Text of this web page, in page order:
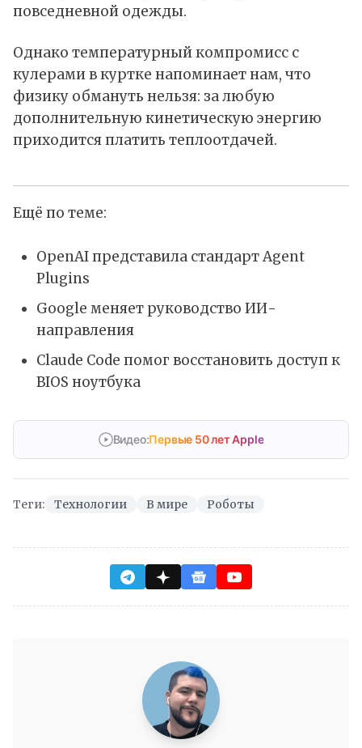
повседневной одежды.
Однако температурный компромисс с
кулерами в куртке напоминает нам, что
физику обмануть нельзя: за любую
дополнительную кинетическую энергию
приходится платить теплоотдачей.
Ещё по теме:
OpenAI представила стандарт Agent
Plugins
Google меняет руководство ИИ-
направления
Claude Code помог восстановить доступ к
BIOS ноутбука
Видео:Первые 50 лет Apple
Теги: Технологии В мире Роботы